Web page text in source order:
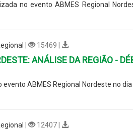
no evento ABMES Regional
| 15469 |
ANÁLISE DA REGIÃO -
ABMES Regional Nordeste no dia
| 12407 |